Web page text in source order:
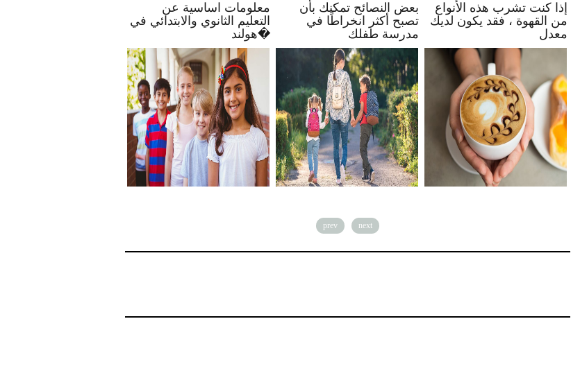
التعليم الثانوي والابتدائي في
بعض النصائح تمكنك بأن
تصبح أكثر انخراطًا في
مدرسة طفلك
إذا كنت تشرب هذه الأنواع
من القهوة ، فقد يكون لديك
معدل
كيف تساعد طفلك في البقاء
بأمان عبر الإنترنت
prev next